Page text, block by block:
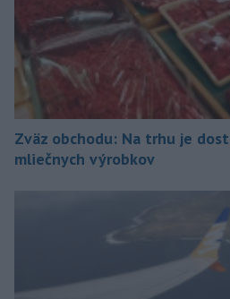
Zväz obchodu: Na trhu je
mliečnych výrobkov